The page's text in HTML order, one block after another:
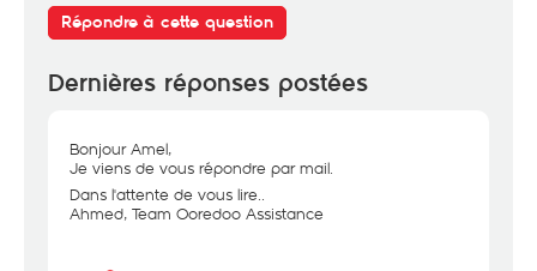
Répondre à cette question
Dernières réponses postées
Bonjour Amel,
Je viens de vous répondre par mail.
Dans l'attente de vous lire..
Ahmed, Team Ooredoo Assistance